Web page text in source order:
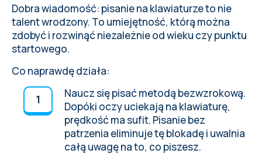
Dobra wiadomość: pisanie na klawiaturze to nie
talent wrodzony. To umiejętność, którą można
zdobyć i rozwinąć niezależnie od wieku czy punktu
startowego.
Co naprawdę działa:
Naucz się pisać metodą bezwzrokową.
Dopóki oczy uciekają na klawiaturę,
prędkość ma sufit. Pisanie bez
patrzenia eliminuje tę blokadę i uwalnia
całą uwagę na to, co piszesz.